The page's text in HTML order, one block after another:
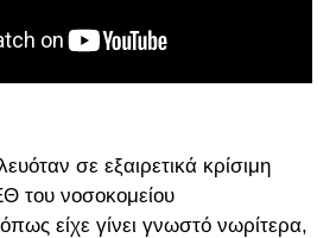
σε εξαιρετικά κρίσιμη
του νοσοκομείου
είχε γίνει γνωστό νωρίτερα,